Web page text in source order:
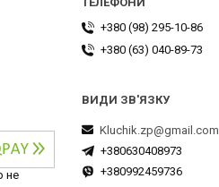
не
+380 (98) 295-10-86
+380 (63) 040-89-73
Kluchik.zp@gmail.com
+380630408973
+380992459736